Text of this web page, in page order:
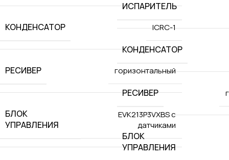
КОНДЕНСАТОР ICRC-1
РЕСИВЕР горизонтальный
БЛОК
УПРАВЛЕНИЯ
EVK213P3VXBS с
датчиками
ИСПАРИТЕЛЬ
КОНДЕНСАТОР
РЕСИВЕР
БЛОК
УПРАВЛЕНИЯ